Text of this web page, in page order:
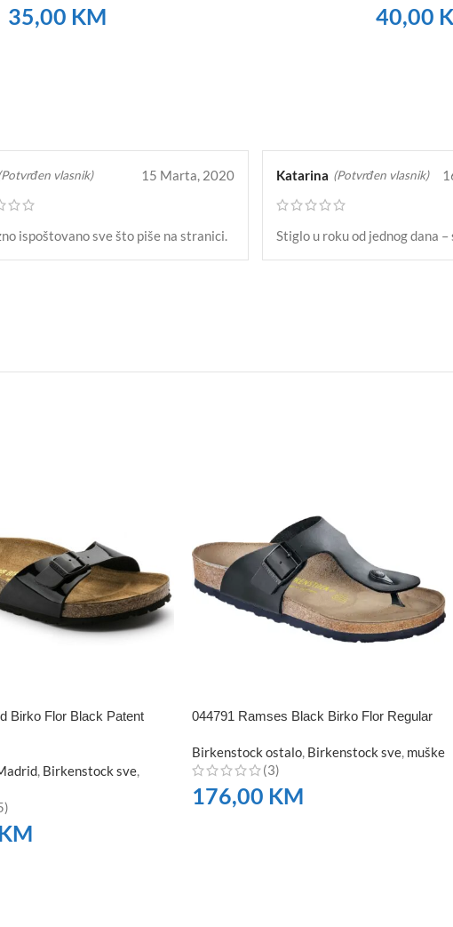
35,00 KM 40,00
vlasnik) 15 Marta, 2020
ispoštovano sve što piše na stranici.
Katarina (Potvrđen vlasnik)
Stiglo u roku od jednog dana –
Birko Flor Black Patent
, Birkenstock sve,
KM
044791 Ramses Black Birko Flor Regular
Birkenstock ostalo, Birkenstock sve, muške
(3)
176,00 KM